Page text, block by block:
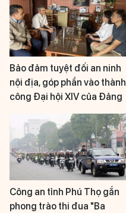
Bảo đảm tuyệt đối an ninh
nội địa, góp phần vào thành
công Đại hội XIV của Đảng
Công an tỉnh Phú Thọ gắn
phong trào thi đua "Ba